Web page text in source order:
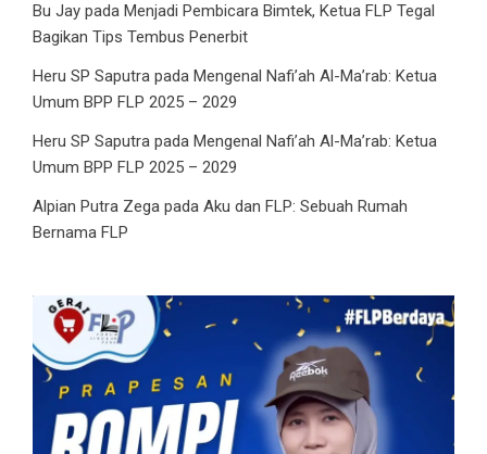
Bu Jay pada Menjadi Pembicara Bimtek, Ketua FLP Tegal
Bagikan Tips Tembus Penerbit
Heru SP Saputra pada Mengenal Nafi’ah Al-Ma’rab: Ketua
Umum BPP FLP 2025 – 2029
Heru SP Saputra pada Mengenal Nafi’ah Al-Ma’rab: Ketua
Umum BPP FLP 2025 – 2029
Alpian Putra Zega pada Aku dan FLP: Sebuah Rumah
Bernama FLP